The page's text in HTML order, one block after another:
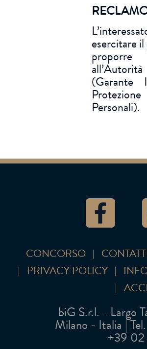
esercitare
(Garante
Personali).
CONCORSO
PRIVACY POLICY
biG S.r.l. - Largo
Milano - Italia |
+39